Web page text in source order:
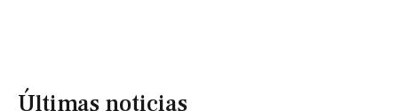
Últimas noticias